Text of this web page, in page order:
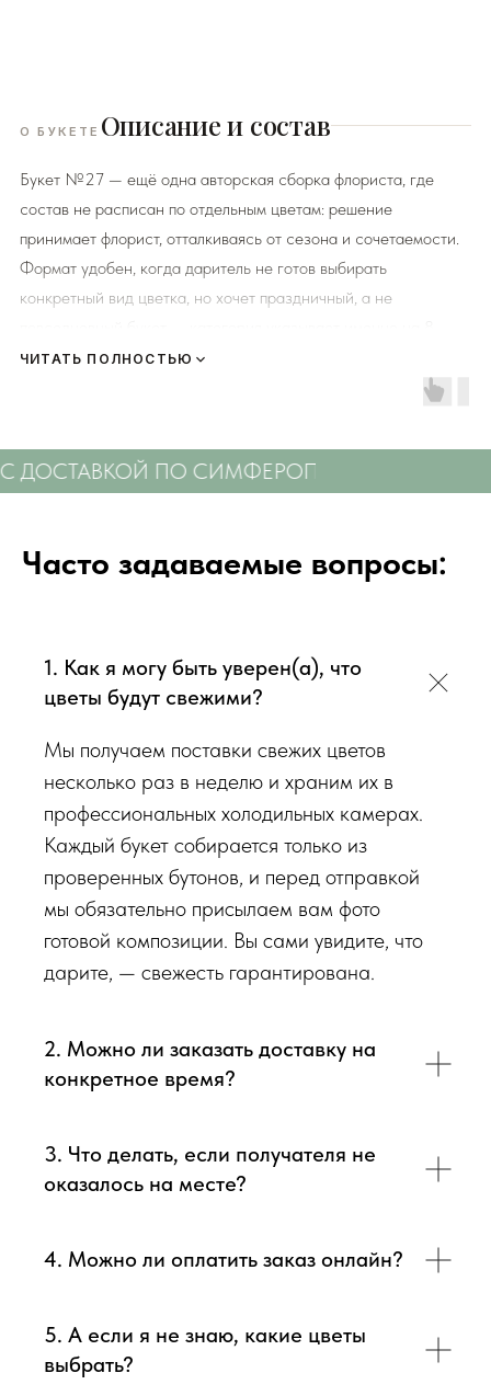
О БУКЕТЕ Описание и состав
Букет №27 — ещё одна авторская сборка флориста, где
состав не расписан по отдельным цветам: решение
принимает флорист, отталкиваясь от сезона и сочетаемости.
Формат удобен, когда даритель не готов выбирать
конкретный вид цветка, но хочет праздничный, а не
Марта.
знать заранее, что именно получит, — авторский формат
лучше заменить на букет с точным названием и составом.
ЧИТАТЬ ПОЛНОСТЬЮ
ПО СИМФЕРОПОЛЮ
Часто задаваемые вопросы:
1. Как я могу быть уверен(а), что
цветы будут свежими?
Мы получаем поставки свежих цветов
несколько раз в неделю и храним их в
профессиональных холодильных камерах.
Каждый букет собирается только из
проверенных бутонов, и перед отправкой
мы обязательно присылаем вам фото
готовой композиции. Вы сами увидите, что
дарите, — свежесть гарантирована.
2. Можно ли заказать доставку на
конкретное время?
3. Что делать, если получателя не
оказалось на месте?
4. Можно ли оплатить заказ онлайн?
5. А если я не знаю, какие цветы
выбрать?